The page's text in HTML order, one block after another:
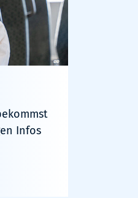
Infos